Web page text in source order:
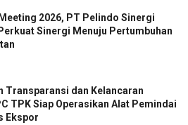
2026, PT Pelindo Sinergi
Sinergi Menuju Pertumbuhan
Transparansi dan Kelancaran
TPK Siap Operasikan Alat Pemindai
Ekspor